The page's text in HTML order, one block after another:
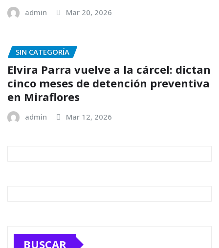
admin Mar 20, 2026
SIN CATEGORÍA
Elvira Parra vuelve a la cárcel: dictan
cinco meses de detención preventiva
en Miraflores
admin Mar 12, 2026
BUSCAR